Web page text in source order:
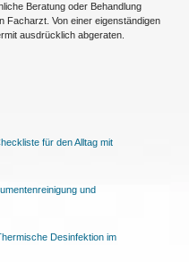
Beratung oder Behandlung
Facharzt. Von einer eigenständigen
ausdrücklich abgeraten.
für den Alltag mit
und
Desinfektion im